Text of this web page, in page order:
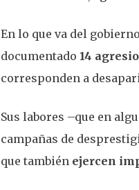
En lo que va del
documentado 14
corresponden a
Sus labores –que en
campañas de
que también ejercen